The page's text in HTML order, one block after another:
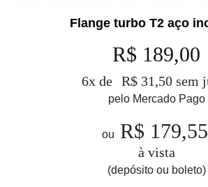
Flange turbo T2 aço
R$ 189,00
6x de R$ 31,50 sem
pelo Mercado Pago
ou R$ 179,55
à vista
(depósito ou boleto)